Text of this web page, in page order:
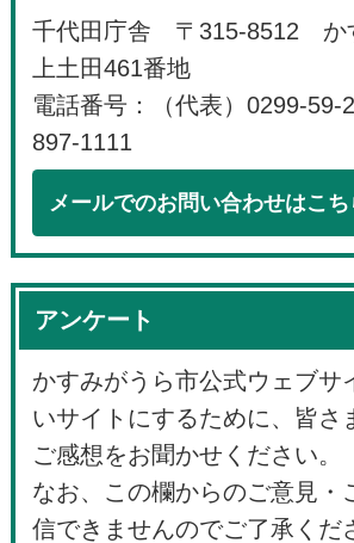
千代田庁舎 〒315-8512 か
上土田461番地
電話番号：（代表）0299-59-
897-1111
メールでのお問い合わせはこち
アンケート
かすみがうら市公式ウェブサ
いサイトにするために、皆さ
ご感想をお聞かせください。
なお、この欄からのご意見・
信できませんのでご了承くだ